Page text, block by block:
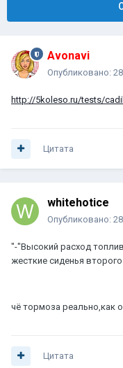
Avonavi
Опубликовано:
http://5koleso.ru/tests/
Цитата
whitehotice
Опубликовано:
"-"Высокий расход
жесткие сиденья
чё тормоза реально,как
Цитата